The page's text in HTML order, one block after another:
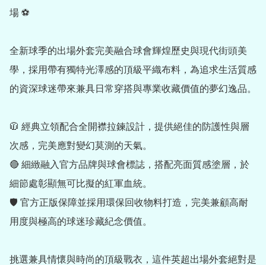
場 ⚽
全新球季的出場外套完美融合球會輝煌歷史與現代街頭美
學，採用帶有獨特光澤感的頂級平織布料，為追求生活質感
的資深球迷帶來兼具日常穿搭與專業收藏價值的夢幻逸品。
🧥 經典立領配合全開襟拉鍊設計，提供絕佳的防護性與層
次感，完美應對變幻莫測的天氣。
🔴 細緻融入官方品牌與球會標誌，搭配亮面質感塗層，於
細節處彰顯無可比擬的紅軍血統。
🛡️ 官方正版保障並採用環保回收物料打造，完美兼顧高耐
用度與極高的球迷珍藏紀念價值。
挑選兼具情懷與時尚的頂級戰衣，這件英超出場外套絕對是